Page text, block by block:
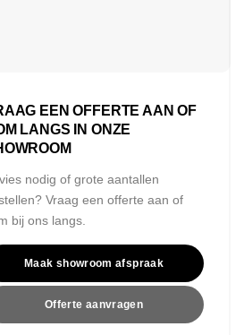
EEN OFFERTE AAN OF
LANGS IN ONZE
nodig of grote aantallen
Vraag een offerte aan of
bij ons langs.
Maak showroom afspraak
Offerte aanvragen